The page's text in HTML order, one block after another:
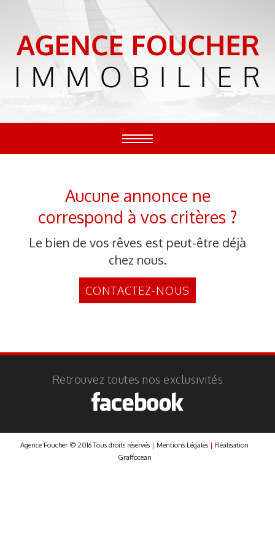
TOGGLE
NAVIGATION
Aucune annonce ne
correspond à vos critères ?
Le bien de vos rêves est peut-être déjà
chez nous.
CONTACTEZ-NOUS
Retrouvez toutes nos exclusivités
Agence Foucher © 2016 Tous droits réservés | Mentions Légales | Réalisation
Graffocean